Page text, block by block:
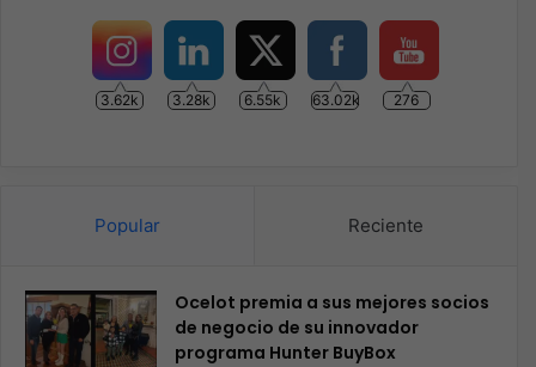
3.62k 3.28k 6.55k 63.02k 276
Popular Reciente
Ocelot premia a sus mejores socios
de negocio de su innovador
programa Hunter BuyBox